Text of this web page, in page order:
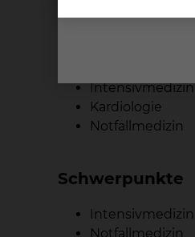
Intensivmedizin
Kardiologie
Notfallmedizin
Schwerpunkte
Intensivmedizin
Notfallmedizin